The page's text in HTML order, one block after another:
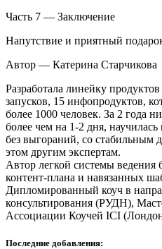
Часть 7 — Заключение
Напутствие и приятный
Автор — Катерина Старчикова
Разработала линейку
запусков, 15 инфопродуктов,
более 1000 человек. За 2 года
более чем на 1-2 дня, научилась
без выгораний, со стабильным
этом другим экспертам.
Автор легкой системы ведения
контент-плана и навязанных
Дипломированный коуч в
консультирования (РУДН),
Ассоциации Коучей ICI
Последние добавления: